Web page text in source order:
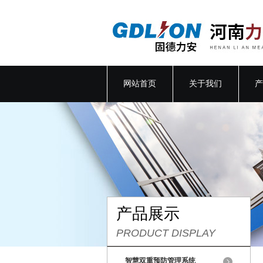
网站首页 关于我们
产品展示
PRODUCT DISPLAY
智慧双重预防管理系统